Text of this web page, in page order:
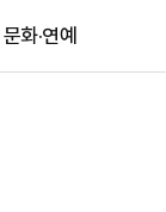
문화·연예